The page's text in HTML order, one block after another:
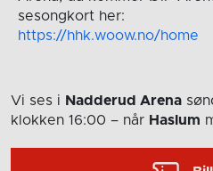
sesongkort her:
https://hhk.woow.no/home
Vi ses i Nadderud Arena
klokken 16:00 – når Haslum